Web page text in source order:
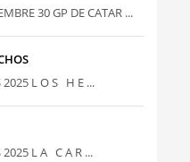
30 GP DE CATAR ...
2025 L O S H E ...
2025 L A C A R ...